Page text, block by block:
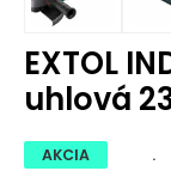
EXTOL
uhlová
AKCIA .